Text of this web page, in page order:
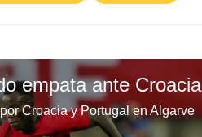
empata ante Croacia
Croacia y Portugal en Algarve